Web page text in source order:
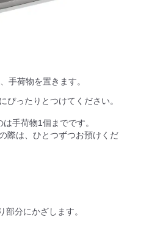
手荷物を置きます。
ぴったりとつけてください。
手荷物1個までです。
際は、ひとつずつお預けくだ
分にかざします。